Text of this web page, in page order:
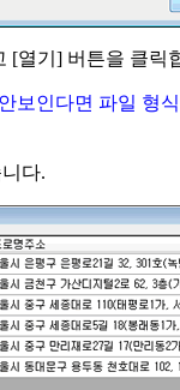
[열기] 버튼을 클릭
인다면 파일 형
다.